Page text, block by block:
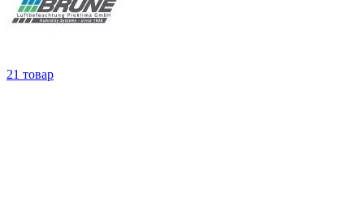
21 товар